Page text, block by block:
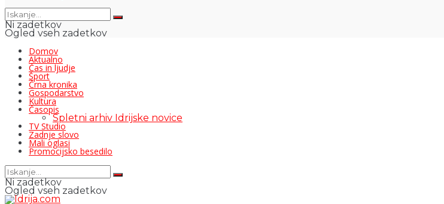
Ni zadetkov
Ogled vseh zadetkov
Domov
Aktualno
Čas in ljudje
Šport
Črna kronika
Gospodarstvo
Kultura
Časopis
Spletni arhiv Idrijske novice
TV Studio
Zadnje slovo
Mali oglasi
Promocijsko besedilo
Ni zadetkov
Ogled vseh zadetkov